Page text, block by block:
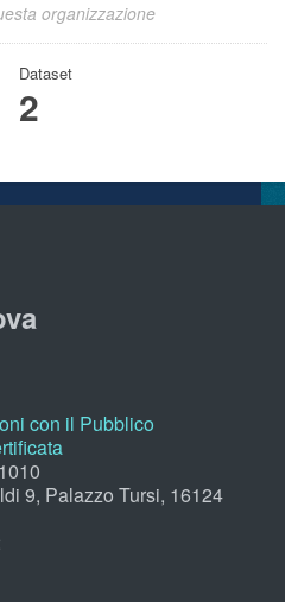
organizzazione
Dataset
2
con il Pubblico
9, Palazzo Tursi, 16124